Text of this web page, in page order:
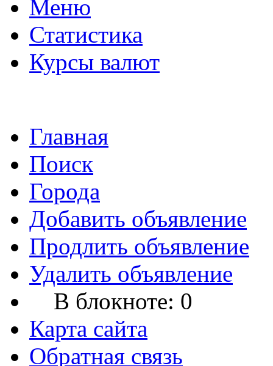
Меню
Статистика
Курсы валют
Главная
Поиск
Города
Добавить объявление
Продлить объявление
Удалить объявление
В блокноте: 0
Карта сайта
Обратная связь